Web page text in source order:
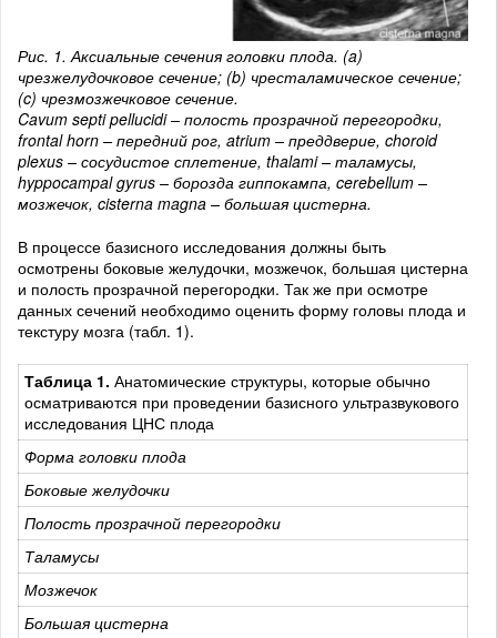
Рис. 1. Аксиальные сечения головки плода. (a)
чрезжелудочковое сечение; (b) чресталамическое сечение;
(c) чрезмозжечковое сечение.
Cavum septi pellucidi – полость прозрачной перегородки,
frontal horn – передний рог, atrium – преддверие, choroid
plexus – сосудистое сплетение, thalami – таламусы,
hyppocampal gyrus – борозда гиппокампа, cerebellum –
мозжечок, cisterna magna – большая цистерна.
В процессе базисного исследования должны быть
осмотрены боковые желудочки, мозжечок, большая цистерна
и полость прозрачной перегородки. Так же при осмотре
данных сечений необходимо оценить форму головы плода и
текстуру мозга (табл. 1).
Таблица 1. Анатомические структуры, которые обычно
осматриваются при проведении базисного ультразвукового
исследования ЦНС плода
Форма головки плода
Боковые желудочки
Полость прозрачной перегородки
Таламусы
Мозжечок
Большая цистерна